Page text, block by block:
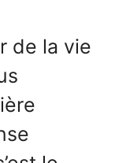
de la vie